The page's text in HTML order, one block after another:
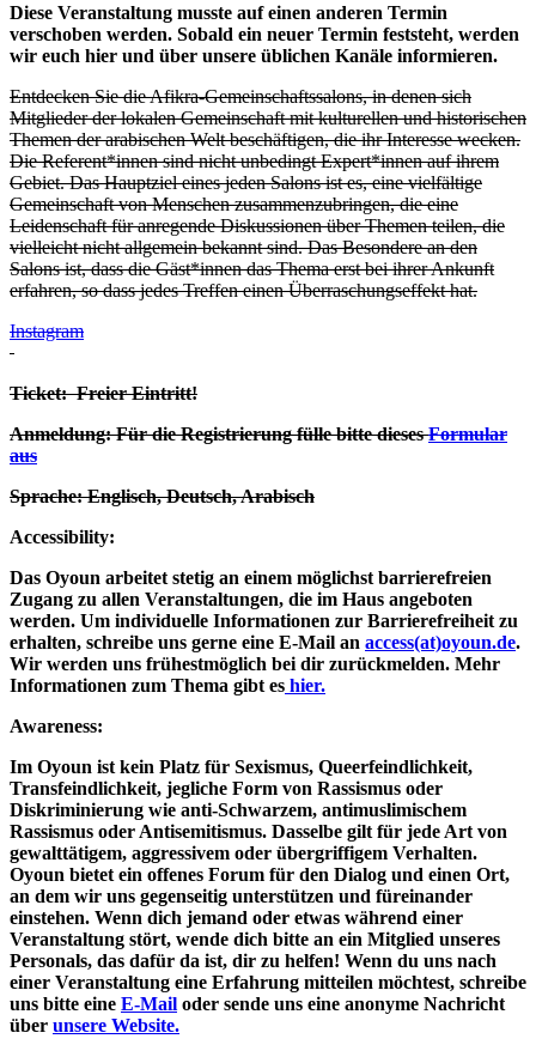
Diese Veranstaltung musste auf einen anderen Termin
verschoben werden. Sobald ein neuer Termin feststeht, werden
wir euch hier und über unsere üblichen Kanäle informieren.
Entdecken Sie die Afikra-Gemeinschaftssalons, in denen sich
Mitglieder der lokalen Gemeinschaft mit kulturellen und historischen
Themen der arabischen Welt beschäftigen, die ihr Interesse wecken.
Die Referent*innen sind nicht unbedingt Expert*innen auf ihrem
Gebiet. Das Hauptziel eines jeden Salons ist es, eine vielfältige
Gemeinschaft von Menschen zusammenzubringen, die eine
Leidenschaft für anregende Diskussionen über Themen teilen, die
vielleicht nicht allgemein bekannt sind. Das Besondere an den
Salons ist, dass die Gäst*innen das Thema erst bei ihrer Ankunft
erfahren, so dass jedes Treffen einen Überraschungseffekt hat.
Instagram
Ticket: Freier Eintritt!
Anmeldung: Für die Registrierung fülle bitte diesesFormular
aus
Sprache: Englisch, Deutsch, Arabisch
Accessibility:
Das Oyoun arbeitet stetig an einem möglichst barrierefreien
Zugang zu allen Veranstaltungen, die im Haus angeboten
werden. Um individuelle Informationen zur Barrierefreiheit zu
erhalten, schreibe uns gerne eine E-Mail an access(at)oyoun.de.
Wir werden uns frühestmöglich bei dir zurückmelden. Mehr
Informationen zum Thema gibt es hier.
Awareness:
Im Oyoun ist kein Platz für Sexismus, Queerfeindlichkeit,
Transfeindlichkeit, jegliche Form von Rassismus oder
Diskriminierung wie anti-Schwarzem, antimuslimischem
Rassismus oder Antisemitismus. Dasselbe gilt für jede Art von
gewalttätigem, aggressivem oder übergriffigem Verhalten.
Oyoun bietet ein offenes Forum für den Dialog und einen Ort,
an dem wir uns gegenseitig unterstützen und füreinander
einstehen. Wenn dich jemand oder etwas während einer
Veranstaltung stört, wende dich bitte an ein Mitglied unseres
Personals, das dafür da ist, dir zu helfen! Wenn du uns nach
einer Veranstaltung eine Erfahrung mitteilen möchtest, schreibe
uns bitte eine E-Mail oder sende uns eine anonyme Nachricht
über unsere Website.